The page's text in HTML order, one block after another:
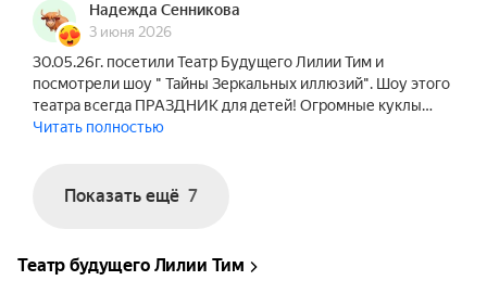
Надежда Сенникова
3 июня 2026
30.05.26г. посетили Театр Будущего Лилии Тим и
посмотрели шоу " Тайны Зеркальных иллюзий". Шоу этого
театра всегда ПРАЗДНИК для детей! Огромные куклы…
Читать полностью
Показать ещё 7
Театр будущего Лилии Тим